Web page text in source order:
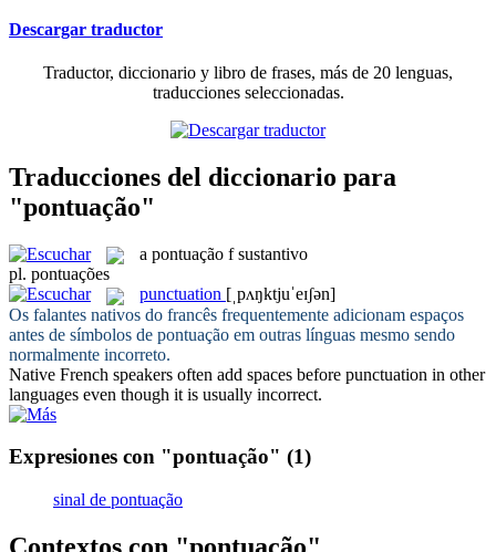
Descargar traductor
Traductor, diccionario y libro de frases, más de 20 lenguas,
traducciones seleccionadas.
Traducciones del diccionario para
"pontuação"
a pontuação f sustantivo
pl. pontuações
punctuation [ˌpʌŋktjuˈeɪʃən]
Os falantes nativos do francês frequentemente adicionam espaços
antes de símbolos de pontuação em outras línguas mesmo sendo
normalmente incorreto.
Native French speakers often add spaces before punctuation in other
languages even though it is usually incorrect.
Expresiones con "pontuação" (1)
sinal de pontuação